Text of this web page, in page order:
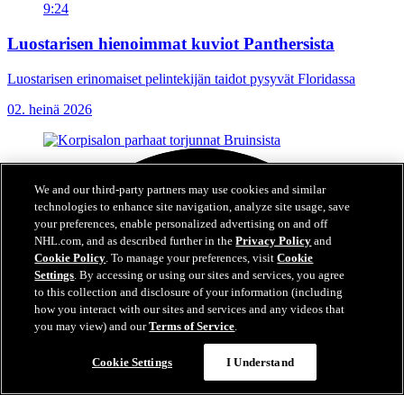
9:24
Luostarisen hienoimmat kuviot Panthersista
Luostarisen erinomaiset pelintekijän taidot pysyvät Floridassa
02. heinä 2026
We and our third-party partners may use cookies and similar
technologies to enhance site navigation, analyze site usage, save
your preferences, enable personalized advertising on and off
NHL.com, and as described further in thePrivacy Policy and
Cookie Policy. To manage your preferences, visitCookie
Settings. By accessing or using our sites and services, you agree
to this collection and disclosure of your information (including
how you interact with our sites and services and any videos that
you may view) and ourTerms of Service.
Cookie Settings I Understand